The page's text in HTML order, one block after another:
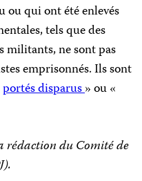
qui ont été enlevés
tels que des
militants, ne sont pas
emprisonnés. Ils sont
portés disparus» ou «
rédaction du Comité de